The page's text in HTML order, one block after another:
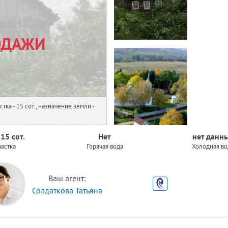
- 15 сот., назначение земли -
сот. Нет
Горячая вода
нет
Холодная
Ваш агент:
Солдаткова Татьяна